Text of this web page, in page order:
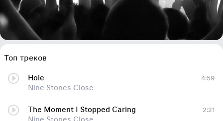
Топ треков
Hole
Nine Stones Close
4:59
The Moment I Stopped Caring
2:21